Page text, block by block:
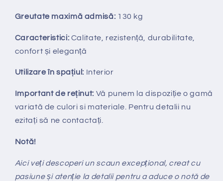
Greutate maximă admisă: 130 kg
Caracteristici: Calitate, rezistență, durabilitate,
confort și eleganță
Utilizare în spațiul: Interior
Important de reținut: Vă punem la dispozițieo gamă
variată de culori si materiale. Pentru detalii nu
ezitați să ne contactați.
Notă!
Aici veți descoperi un scaun excepțional, creat cu
pasiune și atenție la detalii pentru a aduce o notă de